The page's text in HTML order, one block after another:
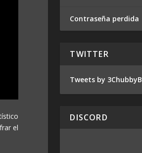
el
Contraseña perdida
TWITTER
Tweets by 3ChubbyB
DISCORD